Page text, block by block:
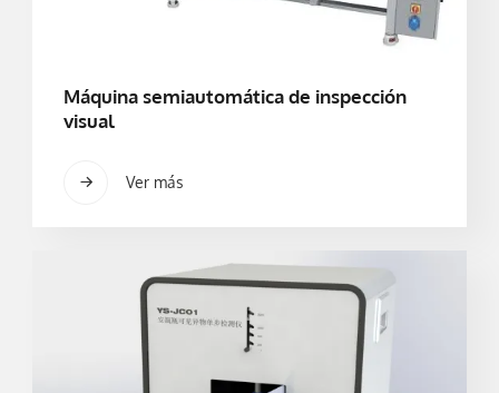
Máquina semiautomática de inspección
visual
Ver más